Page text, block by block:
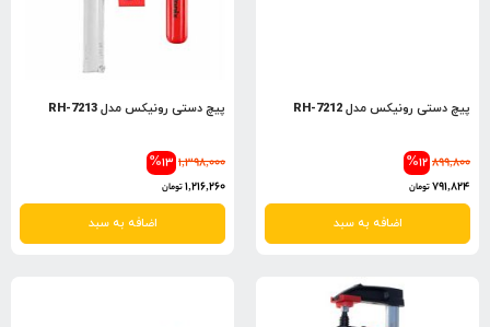
پیچ دستی رونیکس مدل RH-7212
%12 899,800
791,824تومان
اضافه به سبد
پیچ دستی رونیکس مدل RH-7213
%13 1,398,000
1,216,260تومان
اضافه به سبد